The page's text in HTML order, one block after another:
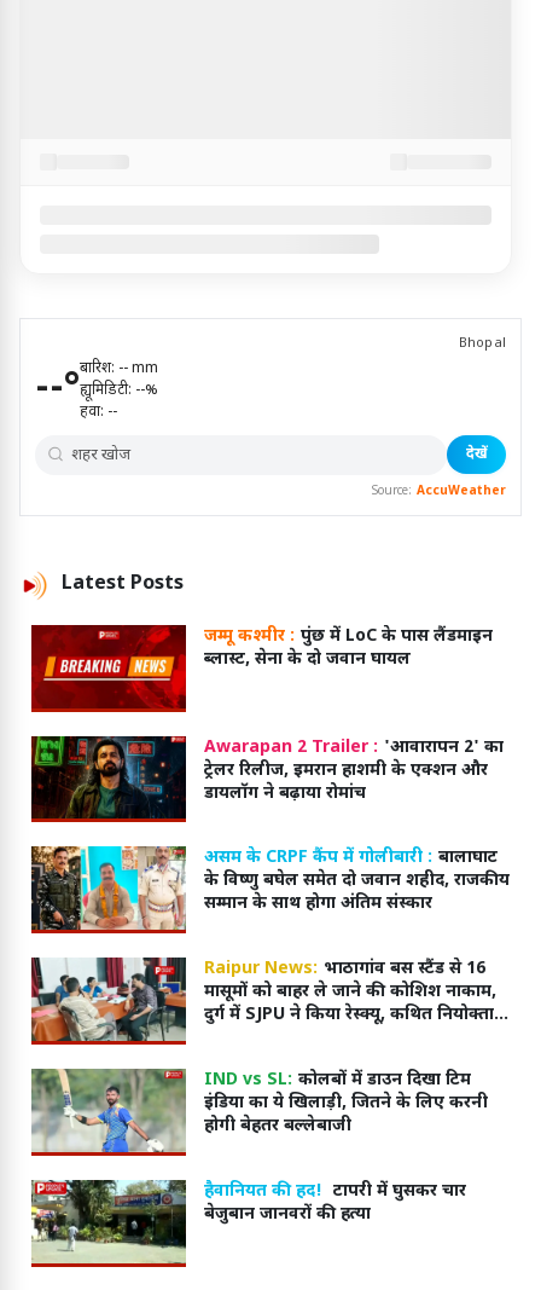
Bhopal
--°बारिश: --mm
ह्यूमिडिटी: --%
हवा: --
देखें
Source: AccuWeather
Latest Posts
जम्मू कश्मीर : पुंछ में LoC के पास लैंडमाइन
ब्लास्ट, सेना के दो जवान घायल
Awarapan 2 Trailer : 'आवारापन 2' का
ट्रेलर रिलीज, इमरान हाशमी के एक्शन और
डायलॉग ने बढ़ाया रोमांच
असम के CRPF कैंप में गोलीबारी : बालाघाट
के विष्णु बघेल समेत दो जवान शहीद, राजकीय
सम्मान के साथ होगा अंतिम संस्कार
Raipur News: भाठागांव बस स्टैंड से 16
मासूमों को बाहर ले जाने की कोशिश नाकाम,
दुर्ग में SJPU ने किया रेस्क्यू, कथित नियोक्ता
IND vs SL: कोलबों में डाउन दिखा टिम
इंडिया का ये खिलाड़ी, जितने के लिए करनी
होगी बेहतर बल्लेबाजी
हैवानियत की हद! टापरी में घुसकर चार
बेजुबान जानवरों की हत्या